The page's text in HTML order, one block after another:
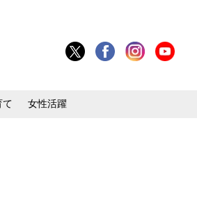
て 女性活躍